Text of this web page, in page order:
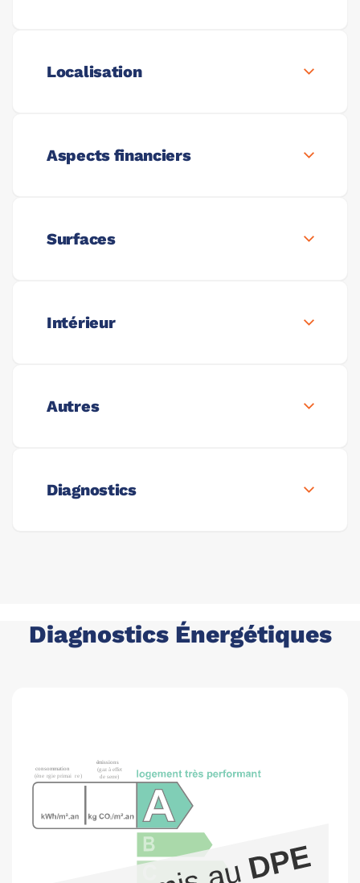
Localisation
Aspects financiers
Surfaces
Intérieur
Autres
Diagnostics
Diagnostics Énergétiques